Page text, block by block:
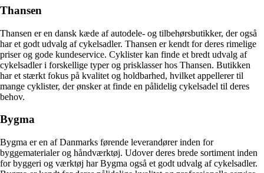
Thansen
Thansen er en dansk kæde af autodele- og tilbehørsbutikker, der også
har et godt udvalg af cykelsadler. Thansen er kendt for deres rimelige
priser og gode kundeservice. Cyklister kan finde et bredt udvalg af
cykelsadler i forskellige typer og prisklasser hos Thansen. Butikken
har et stærkt fokus på kvalitet og holdbarhed, hvilket appellerer til
mange cyklister, der ønsker at finde en pålidelig cykelsadel til deres
behov.
Bygma
Bygma er en af Danmarks førende leverandører inden for
byggematerialer og håndværktøj. Udover deres brede sortiment inden
for byggeri og værktøj har Bygma også et godt udvalg af cykelsadler.